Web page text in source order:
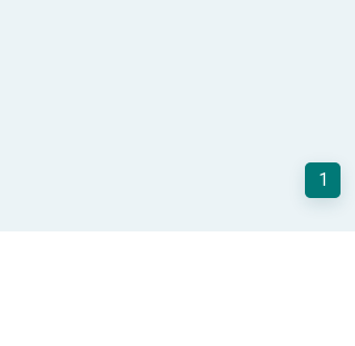
「駐鳳凰城辦事處」，進一步深化台美交流合作
1